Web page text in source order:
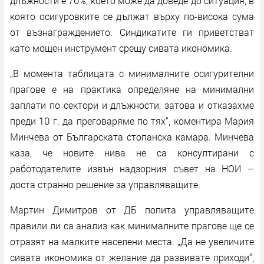
която осигуровките се дължат върху по-висока сума
от възнаграждението. Синдикатите ги приветстват
като мощен инструмент срещу сивата икономика.
„В момента таблицата с минималните осигурителни
прагове е на практика определяне на минимални
заплати по сектори и длъжности, затова и отказахме
преди 10 г. да преговаряме по тях“, коментира Мария
Минчева от Българската стопанска камара. Минчева
каза, че новите нива не са консултирани с
работодателите извън надзорния съвет на НОИ –
доста странно решение за управляващите.
Мартин Димитров от ДБ попита управляващите
правили ли са анализ как минималните прагове ще се
отразят на малките населени места. „Да не увеличите
сивата икономика от желание да развивате приходи“,